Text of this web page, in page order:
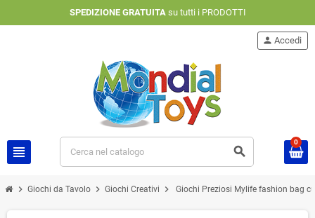
SPEDIZIONE GRATUITAsu tutti i PRODOTTI
view_headline search
person Accedi
0
chevron_right Giochi da Tavolo chevron_right Giochi Creativi chevron_right Giochi Preziosi Mylife fashion bag